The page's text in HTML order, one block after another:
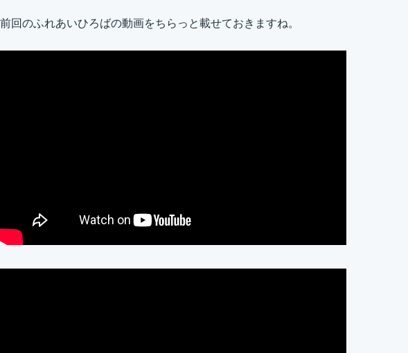
前回のふれあいひろばの動画をちらっと載せておきますね。